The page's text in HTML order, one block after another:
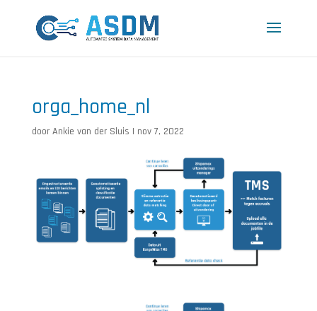
orga_home_nl
door Ankie van der Sluis | nov 7, 2022